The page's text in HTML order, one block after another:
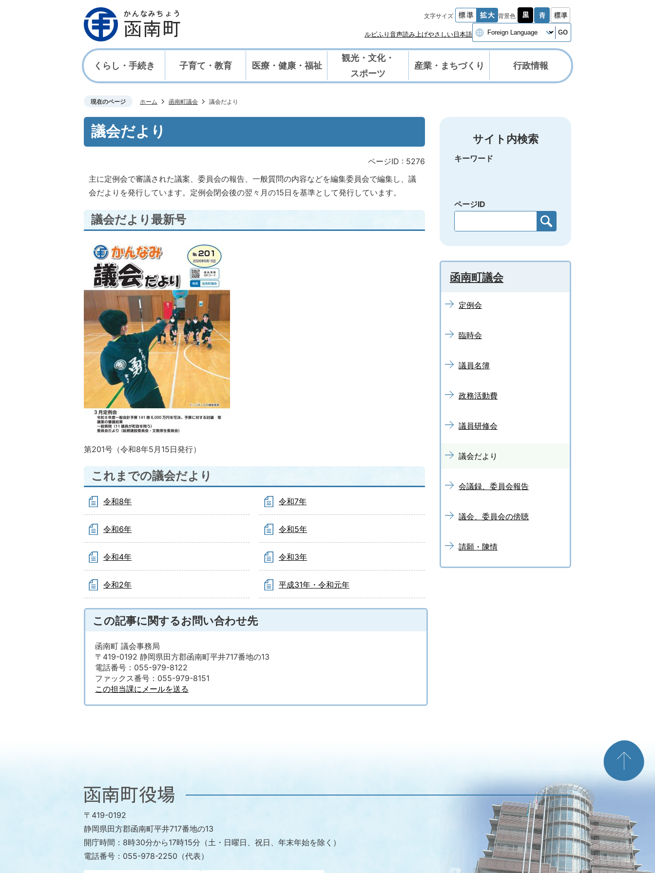
文字サイズ 背景色
ルビふり 音声読み上げやさしい日本語 GO
くらし・手続き 子育て・教育 医療・健康・福祉
観光・文化・
スポーツ
産業・まちづくり 行政情報
現在のページ ホーム 函南町議会 議会だより
議会だより
ページID : 5276
主に定例会で審議された議案、委員会の報告、一般質問の内容などを編集委員会で編集し、議
会だよりを発行しています。定例会閉会後の翌々月の15日を基準として発行しています。
議会だより最新号
第201号（令和8年5月15日発行）
これまでの議会だより
令和8年 令和7年
令和6年 令和5年
令和4年 令和3年
令和2年 平成31年・令和元年
この記事に関するお問い合わせ先
函南町 議会事務局
〒419-0192 静岡県田方郡函南町平井717番地の13
電話番号：055-979-8122
ファックス番号：055-979-8151
この担当課にメールを送る
サイト内検索
キーワード
ページID
函南町議会
定例会
臨時会
議員名簿
政務活動費
議員研修会
議会だより
会議録、委員会報告
議会、委員会の傍聴
請願・陳情
函
南
町
役
場
〒419-0192
静岡県田方郡函南町平井717番地の13
開庁時間： 8時30分から17時15分（土・日曜日、祝日、年末年始を除く）
電話番号： 055-978-2250（代表）